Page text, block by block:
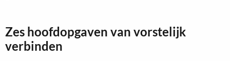
Zes hoofdopgaven van vorstelijk
verbinden